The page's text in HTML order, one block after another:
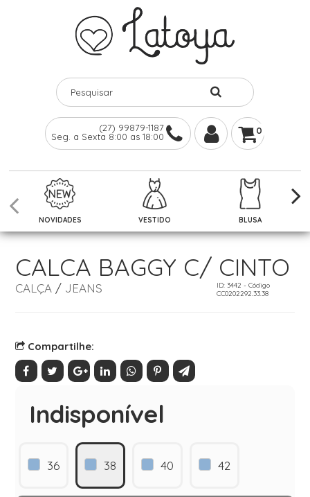
(27) 99879-1187
Seg. a Sexta 8:00 as 18:00
0
NOVIDADES VESTIDO BLUSA
CALCA BAGGY C/ CINTO
CALÇA/ JEANS
ID: 3442 - Código
CC0202292.33.38
Compartilhe:
Indisponível
36 38 40 42